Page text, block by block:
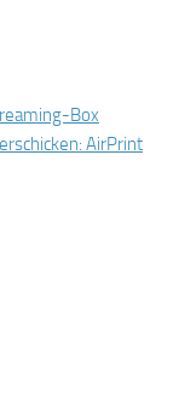
Box
AirPrint